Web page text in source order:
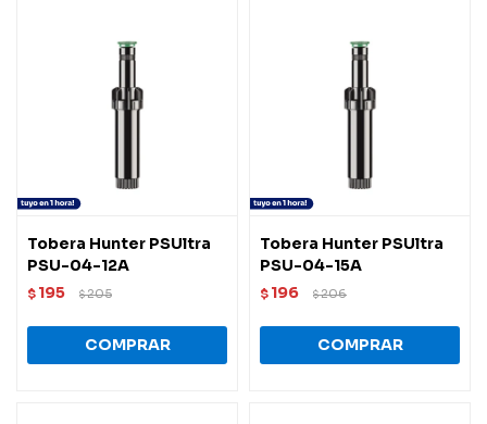
Tobera Hunter PSUltra
PSU-04-12A
$ 195 $205
Tobera Hunter PSUltra
PSU-04-15A
$ 196 $206